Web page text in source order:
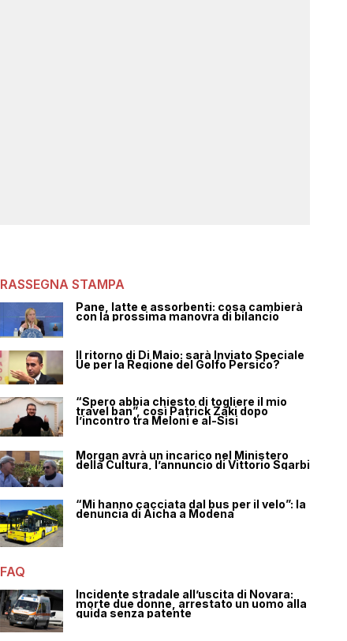
RASSEGNA STAMPA
Pane, latte e assorbenti: cosa cambierà
con la prossima manovra di bilancio
Il ritorno di Di Maio: sarà Inviato Speciale
Ue per la Regione del Golfo Persico?
“Spero abbia chiesto di togliere il mio
travel ban”, così Patrick Zaki dopo
l’incontro tra Meloni e al-Sisi
Morgan avrà un incarico nel Ministero
della Cultura, l’annuncio di Vittorio Sgarbi
“Mi hanno cacciata dal bus per il velo”: la
denuncia di Aicha a Modena
FAQ
Incidente stradale all’uscita di Novara:
morte due donne, arrestato un uomo alla
guida senza patente